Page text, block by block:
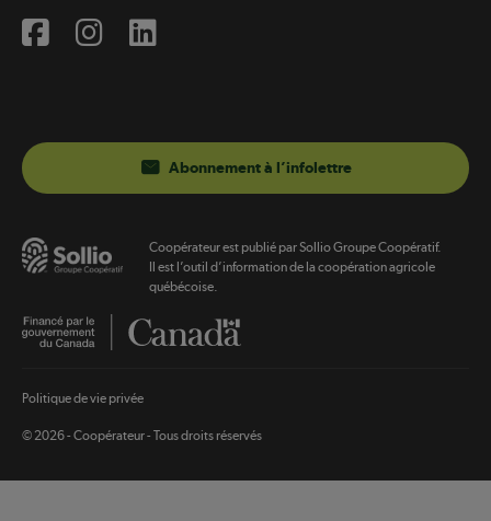
Abonnement à l’infolettre
Coopérateur est publié par Sollio Groupe Coopératif.
Il est l’outil d’information de la coopération agricole
québécoise.
Footer
legal
Politique de vie privée
© 2026 - Coopérateur - Tous droits réservés